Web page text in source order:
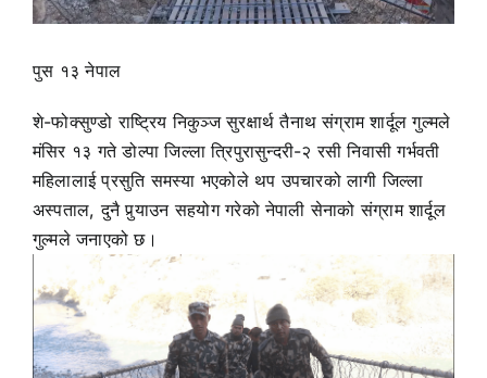
पुस १३ नेपाल
शे-फोक्सुण्डो राष्ट्रिय निकुञ्ज सुरक्षार्थ तैनाथ संग्राम शार्दूल गुल्मले
मंसिर १३ गते डोल्पा जिल्ला त्रिपुरासुन्दरी-२ रसी निवासी गर्भवती
महिलालाई प्रसुति समस्या भएकोले थप उपचारको लागी जिल्ला
अस्पताल, दुनै पुर्‍याउन सहयोग गरेको नेपाली सेनाको संग्राम शार्दूल
गुल्मले जनाएको छ।